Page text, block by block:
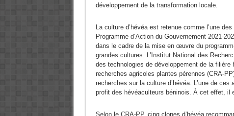
développement de la transformation locale.
La culture d’hévéa est retenue comme l’une
Programme d’Action du Gouvernement 2021-
dans le cadre de la mise en œuvre du
grandes cultures. L’Institut National des
des technologies de développement de la
recherches agricoles plantes pérennes (CRA-
recherches sur la culture d’hévéa. L’une de
profit des hévéaculteurs béninois. À cet effet, il
Selon le CRA-PP, cinq clones d’hévéa